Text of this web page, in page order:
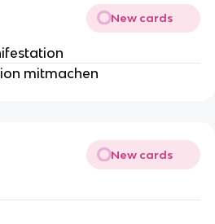
New cards
mitmachen
New cards